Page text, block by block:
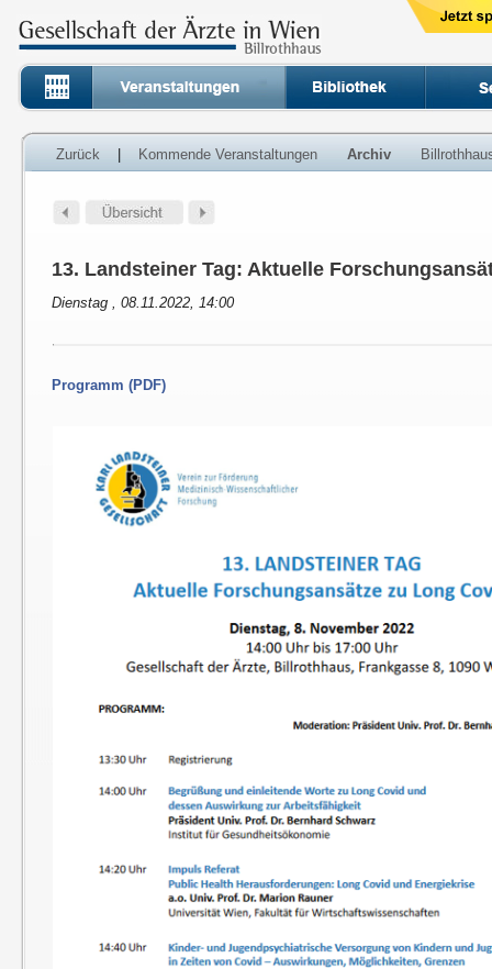
Zurück Kommende Veranstaltungen Archiv
13. Landsteiner Tag: Aktuelle
Dienstag , 08.11.2022, 14:00
Programm (PDF)